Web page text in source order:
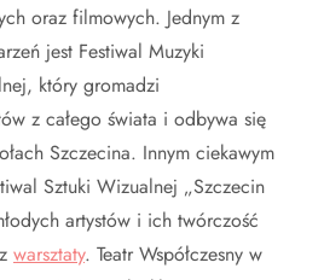
oraz filmowych. Jednym z
jest Festiwal Muzyki
który gromadzi
z całego świata i odbywa się
Szczecina. Innym ciekawym
Sztuki Wizualnej „Szczecin
artystów i ich twórczość
warsztaty. Teatr Współczesny w